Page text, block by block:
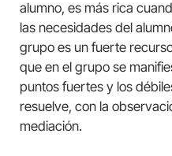
alumno, es más rica
las necesidades del
grupo es un fuerte
que en el grupo se
puntos fuertes y los
resuelve, con la
mediación.